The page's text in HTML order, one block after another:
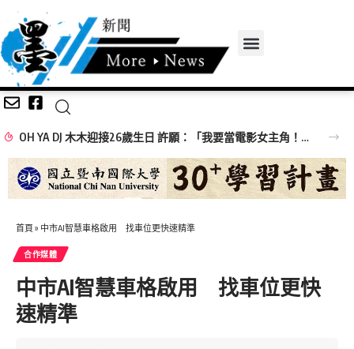
OH YA DJ 木木迎接26歲生日 許願：「我要當電影女主角！」
首頁 » 中市AI智慧車格啟用 找車位更快速精準
合作媒體
中市AI智慧車格啟用 找車位更快
速精準